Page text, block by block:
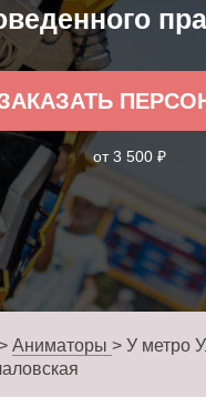
от 3 500 ₽
Аниматоры > У метро